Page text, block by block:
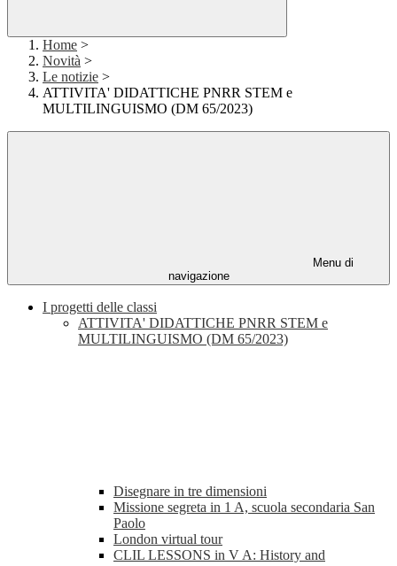
Home >
Novità >
Le notizie >
ATTIVITA' DIDATTICHE PNRR STEM e
MULTILINGUISMO (DM 65/2023)
Menu di
navigazione
I progetti delle classi
ATTIVITA' DIDATTICHE PNRR STEM e
MULTILINGUISMO (DM 65/2023)
Disegnare in tre dimensioni
Missione segreta in 1 A, scuola secondaria San
Paolo
London virtual tour
CLIL LESSONS in V A: History and